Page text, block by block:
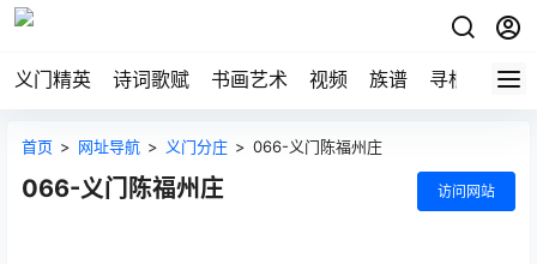
义门精英 诗词歌赋 书画艺术 视频 族谱 寻根
首页 > 网址导航 > 义门分庄 > 066-义门陈福州庄
066-义门陈福州庄 访问网站